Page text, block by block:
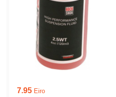
7.95 Eiro